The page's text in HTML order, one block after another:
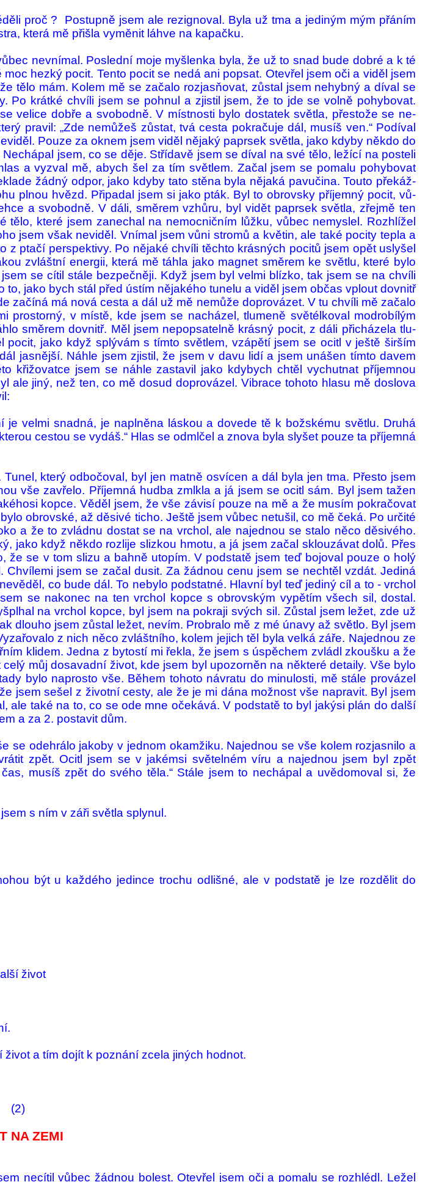
proč ? Po­stupně jsem ale rezignoval. Byla už tma a jedi­ným mým přáním
která mě přišla vyměnit láhve na ka­pačku.
nevní­mal. Poslední moje myšlenka byla, že už to snad bude do­bré a k té
hezký pocit. Tento pocit se nedá ani po­psat. Otevřel jsem oči a viděl jsem
tělo mám. Kolem mě se začalo rozjasňovat, zůstal jsem nehybný a díval se
Po krátké chvíli jsem se pohnul a zjistil jsem, že to jde se volně pohybovat.
velice do­bře a svobodně. V míst­nosti bylo dostatek světla, přestože se ne­
pravil: „Zde nemů­žeš zůstat, tvá cesta pokračuje dál, mu­síš ven.“ Podíval
Pouze za oknem jsem viděl nějaký papr­sek světla, jako kdyby ně­kdo do
jsem, co se děje. Stří­davě jsem se díval na své tělo, ležící na posteli
a vyzval mě, abych šel za tím světlem. Začal jsem se pomalu pohybovat
žádný odpor, jako kdyby tato stěna byla nějaká pavučina. Touto pře­káž­
plnou hvězd. Připadal jsem si jako pták. Byl to obrovsky příjemný pocit, vů­
a svobodně. V dáli, směrem vzhůru, byl vi­dět paprsek světla, zřejmě ten
které jsem zanechal na nemoc­ničním lůžku, vůbec nemy­slel. Rozhlížel
jsem však neviděl. Vnímal jsem vůni stromů a květin, ale také pocity tepla a
ptačí perspektivy. Po nějaké chvíli těchto krásných pocitů jsem opět uslyšel
zvláštní ener­gii, která mě táhla jako magnet směrem ke světlu, které bylo
se cítil stále bezpečněji. Když jsem byl velmi blízko, tak jsem se na chvíli
jako bych stál před ústím nějakého tunelu a viděl jsem občas vplout do­vnitř
začíná má nová cesta a dál už mě nemůže doprovázet. V tu chvíli mě začalo
prostorný, v místě, kde jsem se nacházel, tlu­meně světélkoval mo­drobílým
smě­rem dovnitř. Měl jsem nepo­psa­telně krásný pocit, z dáli přicházela tlu­
jako když splývám s tímto svět­lem, vzápětí jsem se ocitl v ještě širším
jasnější. Náhle jsem zjistil, že jsem v davu lidí a jsem uná­šen tímto davem
kři­žova­tce jsem se náhle zastavil jako kdybych chtěl vychutnat příjemnou
ale jiný, než ten, co mě dosud do­prová­zel. Vibrace tohoto hlasu mě doslova
velmi snadná, je naplněna láskou a dovede tě k bož­skému světlu. Druhá
cestou se vydáš.“ Hlas se odmlčel a znova byla slyšet pouze ta příjemná
který odbočoval, byl jen matně osvícen a dál byla jen tma. Přesto jsem
vše zavřelo. Příjemná hudba zmlkla a já jsem se ocitl sám. Byl jsem tažen
kopce. Věděl jsem, že vše závisí pouze na mě a že musím pokračovat
obrov­ské, až děsivé ti­cho. Ještě jsem vůbec netu­šil, co mě čeká. Po určité
a že to zvládnu do­stat se na vrchol, ale najednou se stalo něco děsivého.
jako když někdo roz­lije slizkou hmotu, a já jsem začal sklouzá­vat dolů. Přes
se v tom slizu a bahně utopím. V pod­statě jsem teď bojoval pouze o holý
jsem se začal dusit. Za žádnou cenu jsem se nechtěl vzdát. Jediná
co bude dál. To nebylo podstatné. Hlavní byl teď jediný cíl a to - vrchol
se nakonec na ten vrchol kopce s obrovským vypě­tím všech sil, dostal.
na vrchol kopce, byl jsem na pokraji svých sil. Zůstal jsem ležet, zde už
dlouho jsem zůstal ležet, nevím. Probralo mě z mé únavy až světlo. Byl jsem
z nich něco zvláštního, kolem jejich těl byla velká záře. Na­jed­nou ze
klidem. Jedna z bytostí mi řekla, že jsem s úspěchem zvládl zkoušku a že
můj dosavadní život, kde jsem byl upozorněn na některé de­taily. Vše bylo
bylo naprosto vše. Bě­hem to­hoto ná­vratu do minulosti, mě stále pro­vázel
jsem sešel z ži­votní cesty, ale že je mi dána možnost vše napravit. Byl jsem
ale také na to, co se ode mne očekává. V pod­statě to byl jakýsi plán do další
a za 2. postavit dům.
se odeh­rálo jakoby v jednom okamžiku. Najed­nou se vše ko­lem rozjasnilo a
zpět. Ocitl jsem se v jakémsi světelném víru a na­jed­nou jsem byl zpět
musíš zpět do svého těla.“ Stále jsem to nechápal a uvědomoval si, že
s ním v záři světla splynul.
být u každého je­dince trochu odlišné, ale v podstatě je lze rozdělit do
život
a tím dojít k poznání zcela jiných hodnot.
(2)
NA ZEMI
necítil vů­bec žádnou bolest. Otevřel jsem oči a pomalu se rozhlédl. Ležel